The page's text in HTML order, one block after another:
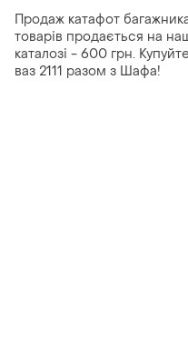
Продаж катафот
товарів продається на
каталозі - 600 грн.
ваз 2111 разом з Шафа!